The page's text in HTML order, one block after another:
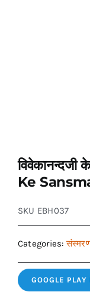
Ke
SKU EBH037
Categories:
GOOGLE